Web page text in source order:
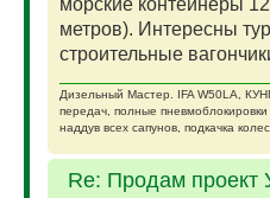
морские контейнеры
метров). Интересны
строительные
Дизельный Мастер. IFA W50LA,
передач, полные
наддув всех сапунов, подкачка колес.
Re: Продам